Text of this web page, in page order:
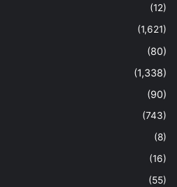
(12)
(1,621)
(80)
(1,338)
(90)
(743)
(8)
(16)
(55)